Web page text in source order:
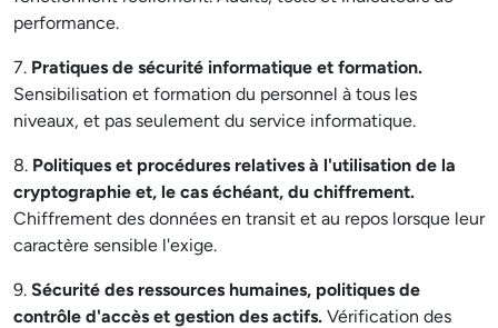
performance.
7. Pratiques de sécurité informatique et formation.
Sensibilisation et formation du personnel à tous les
niveaux, et pas seulement du service informatique.
8. Politiques et procédures relatives à l'utilisation de la
cryptographie et, le cas échéant, du chiffrement.
Chiffrement des données en transit et au repos lorsque leur
caractère sensible l'exige.
9. Sécurité des ressources humaines, politiques de
contrôle d'accès et gestion des actifs. Vérification des